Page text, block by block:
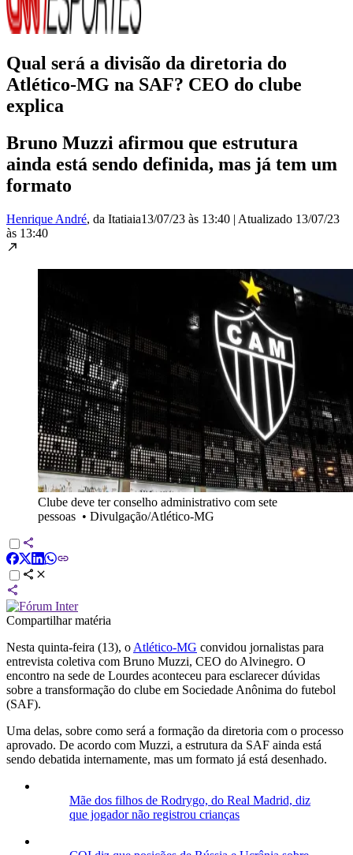
Qual será a divisão da diretoria do
Atlético-MG na SAF? CEO do clube
explica
Bruno Muzzi afirmou que estrutura
ainda está sendo definida, mas já tem um
formato
Henrique André, da Itatiaia13/07/23 às 13:40 | Atualizado 13/07/23
às 13:40
Clube deve ter conselho administrativo com sete
pessoas • Divulgação/Atlético-MG
Compartilhar matéria
Nesta quinta-feira (13), o Atlético-MG convidou jornalistas para
entrevista coletiva com Bruno Muzzi, CEO do Alvinegro. O
encontro na sede de Lourdes aconteceu para esclarecer dúvidas
sobre a transformação do clube em Sociedade Anônima do futebol
(SAF).
Uma delas, sobre como será a formação da diretoria com o processo
aprovado. De acordo com Muzzi, a estrutura da SAF ainda está
sendo debatida internamente, mas um formato já está desenhado.
Mãe dos filhos de Rodrygo, do Real Madrid, diz
que jogador não registrou crianças